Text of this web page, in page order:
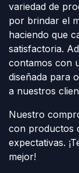
variedad de
por brindar el
haciendo que
satisfactoria.
contamos con
diseñada para
a nuestros
Nuestro
con productos
expectativas.
mejor!